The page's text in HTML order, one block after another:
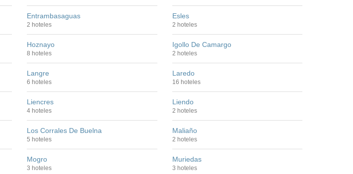
Entrambasaguas
2 hoteles
Esles
2 hoteles
Hoznayo
8 hoteles
Igollo De Camargo
2 hoteles
Langre
6 hoteles
Laredo
16 hoteles
Liencres
4 hoteles
Liendo
2 hoteles
Los Corrales De Buelna
5 hoteles
Maliaño
2 hoteles
Mogro
3 hoteles
Muriedas
3 hoteles